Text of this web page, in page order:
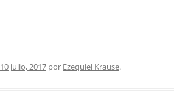
10 julio, 2017 por Ezequiel Krause.